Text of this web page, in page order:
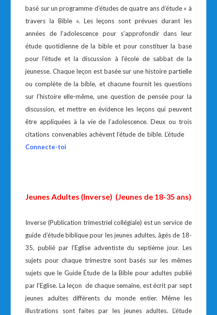
basé sur un programme d’études de quatre ans d’étude « à
travers la Bible ». Les leçons sont prévues durant les
années de l’adolescence pour s’approfondir dans leur
étude quotidienne de la bible et pour constituer la base
pour l’étude et la discussion à l’école de sabbat de la
jeunesse. Chaque leçon est basée sur une histoire partielle
ou complète de la bible, et chacune fournit les questions
sur l’histoire elle-même, une question de pensée pour la
discussion, et mettre en évidence les leçons qui peuvent
être appliquées à la vie de l’adolescence. Deux ou trois
citations convenables achèvent l’étude de bible. L’étude
Connecte-toi
Jeunes Adultes (Inverse) (Jeunes de 18-35 ans)
Inverse (Publication trimestriel collégiale) est un service de
guide d’étude biblique pour les jeunes adultes, âgés de 18-
35, publié par l’Eglise adventiste du septième jour. Les
sujets pour chaque trimestre sont basés sur les mêmes
sujets que le Guide Étude de la Bible pour adultes publié
par l’Eglise. La leçon de chaque semaine, est écrit par sept
jeunes adultes différents du monde entier. Même les
illustrations sont faites par les jeunes adultes. L’étude